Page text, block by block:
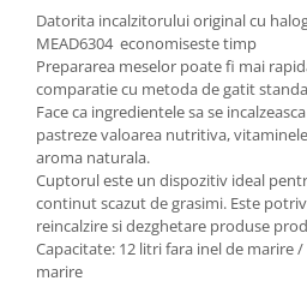
Datorita incalzitorului original cu
MEAD6304 economiseste timp
Prepararea meselor poate fi mai
comparatie cu metoda de gatit
Face ca ingredientele sa se
pastreze valoarea nutritiva,
aroma naturala.
Cuptorul este un dispozitiv ideal
continut scazut de grasimi. Este
reincalzire si dezghetare produse
Capacitate: 12 litri fara inel de marire
marire